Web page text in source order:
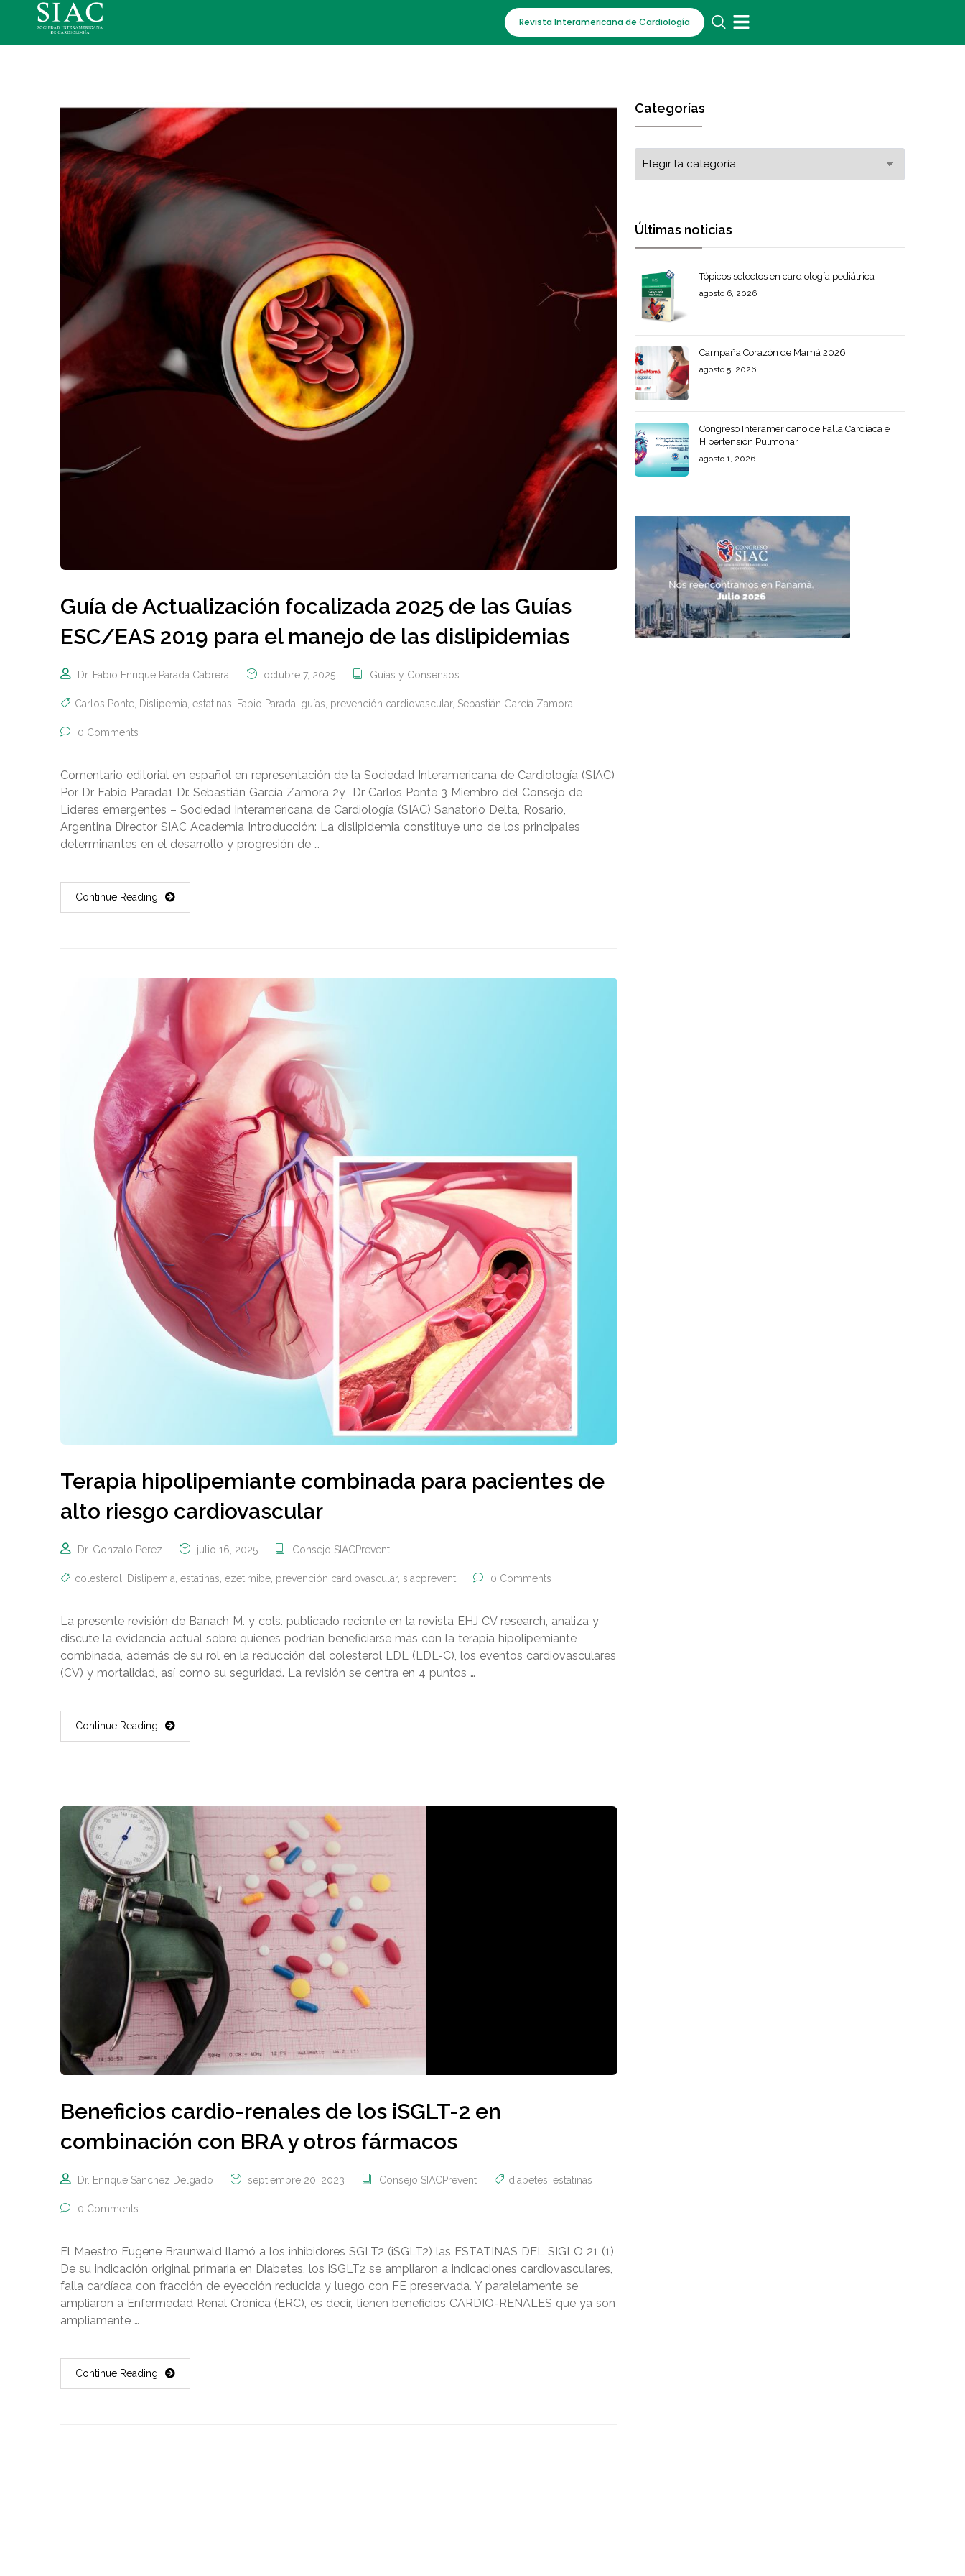
Revista Interamericana de Cardiología
Guía de Actualización focalizada 2025 de las Guías
ESC/EAS 2019 para el manejo de las dislipidemias
Dr. Fabio Enrique Parada Cabrera octubre 7, 2025 Guías y Consensos
Carlos Ponte Dislipemia estatinas Fabio Parada guías prevención cardiovascular, Sebastián García Zamora
0 Comments
Comentario editorial en español en representación de la Sociedad Interamericana de Cardiología (SIAC)
Por Dr Fabio Parada1 Dr. Sebastián García Zamora 2y Dr Carlos Ponte 3 Miembro del Consejo de
Lideres emergentes – Sociedad Interamericana de Cardiología (SIAC) Sanatorio Delta, Rosario,
Argentina Director SIAC Academia Introducción: La dislipidemia constituye uno de los principales
determinantes en el desarrollo y progresión de …
Continue Reading
Terapia hipolipemiante combinada para pacientes de
alto riesgo cardiovascular
Dr. Gonzalo Perez julio 16, 2025 Consejo SIACPrevent
colesterol Dislipemia estatinas ezetimibe prevención cardiovascular, siacprevent 0 Comments
La presente revisión de Banach M. y cols. publicado reciente en la revista EHJ CV research, analiza y
discute la evidencia actual sobre quienes podrían beneficiarse más con la terapia hipolipemiante
combinada, además de su rol en la reducción del colesterol LDL (LDL-C), los eventos cardiovasculares
(CV) y mortalidad, así como su seguridad. La revisión se centra en 4 puntos …
Continue Reading
Beneficios cardio-renales de los iSGLT-2 en
combinación con BRA y otros fármacos
Dr. Enrique Sánchez Delgado septiembre 20, 2023 Consejo SIACPrevent diabetes estatinas
0 Comments
El Maestro Eugene Braunwald llamó a los inhibidores SGLT2 (iSGLT2) las ESTATINAS DEL SIGLO 21 (1)
De su indicación original primaria en Diabetes, los iSGLT2 se ampliaron a indicaciones cardiovasculares,
falla cardíaca con fracción de eyección reducida y luego con FE preservada. Y paralelamente se
ampliaron a Enfermedad Renal Crónica (ERC), es decir, tienen beneficios CARDIO-RENALES que ya son
ampliamente …
Continue Reading
Categorías
Últimas noticias
Tópicos selectos en cardiología pediátrica
agosto 6, 2026
Campaña Corazón de Mamá 2026
agosto 5, 2026
Congreso Interamericano de Falla Cardíaca e
Hipertensión Pulmonar
agosto 1, 2026